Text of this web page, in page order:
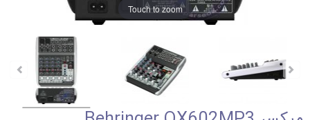
Touch to zoom